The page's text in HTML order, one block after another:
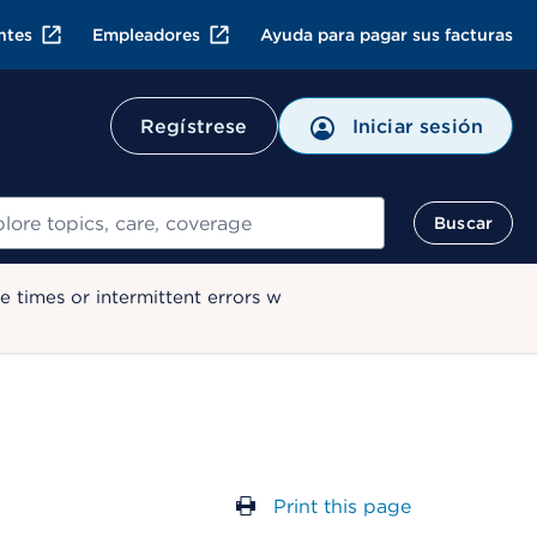
Empleadores Ayuda para pagar sus facturas
Regístrese Iniciar sesión
Buscar
times or intermittent errors w
Print this page